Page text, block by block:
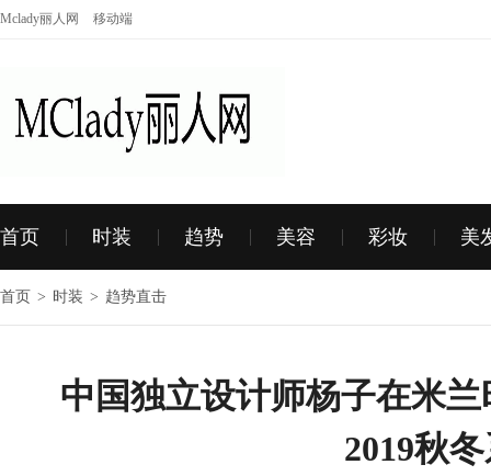
Mclady丽人网 移动端
首页 时装 趋势 美容 彩妆 美
首页 > 时装 > 趋势直击
中国独立设计师杨子在米
2019秋